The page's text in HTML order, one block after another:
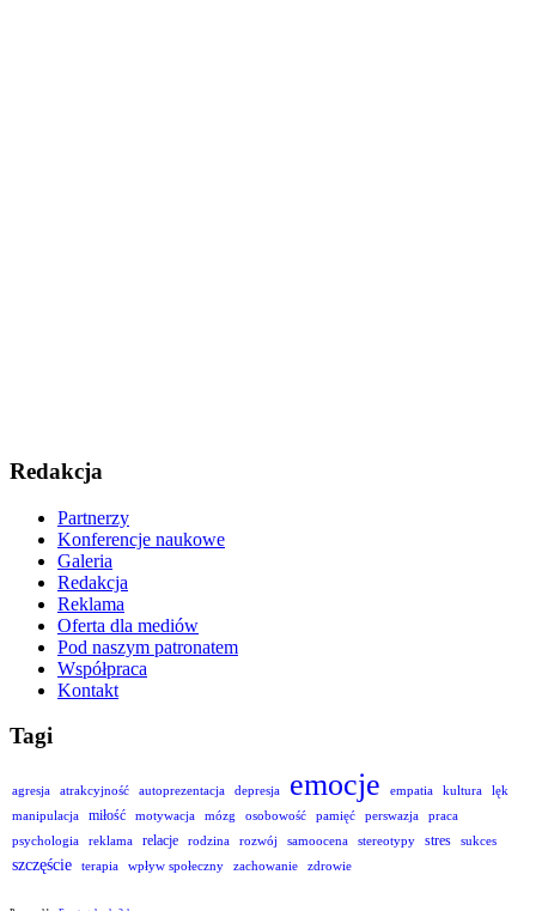
Redakcja
Partnerzy
Konferencje naukowe
Galeria
Redakcja
Reklama
Oferta dla mediów
Pod naszym patronatem
Współpraca
Kontakt
Tagi
agresja atrakcyjność autoprezentacja depresja emocje empatia kultura
lęk
manipulacja
miłość motywacja mózg osobowość pamięć perswazja
praca
psychologia
reklama relacje rodzina rozwój samoocena stereotypy stres sukces
szczęście terapia wpływ społeczny zachowanie zdrowie